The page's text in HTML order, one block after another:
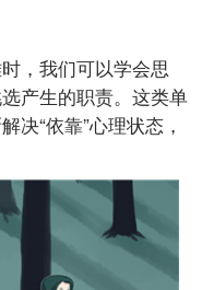
，我们可以学会思
产生的职责。这类单
决“依靠”心理状态，